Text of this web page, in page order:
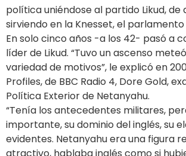
política uniéndose al partido Likud, de
sirviendo en la Knesset, el
En solo cinco años -a los 42- pasó a
líder de Likud. “Tuvo un ascenso
variedad de motivos”, le explicó en
Profiles, de BBC Radio 4, Dore Gold,
Política Exterior de Netanyahu.
“Tenía los antecedentes militares,
importante, su dominio del inglés, su
evidentes. Netanyahu era una figura